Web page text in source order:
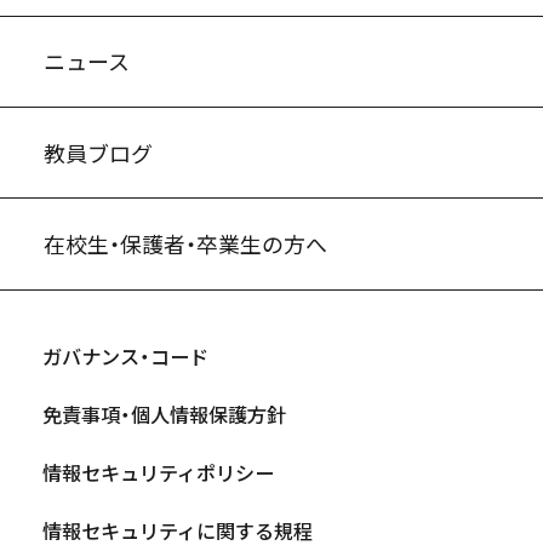
ニュース
教員ブログ
在校生・保護者・卒業生の方へ
ガバナンス・コード
免責事項・個人情報保護方針
情報セキュリティポリシー
情報セキュリティに関する規程